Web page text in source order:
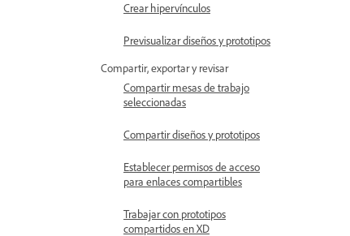
Crear hipervínculos
Previsualizar diseños y prototipos
Compartir, exportar y revisar
Compartir mesas de trabajo
seleccionadas
Compartir diseños y prototipos
Establecer permisos de acceso
para enlaces compartibles
Trabajar con prototipos
compartidos en XD